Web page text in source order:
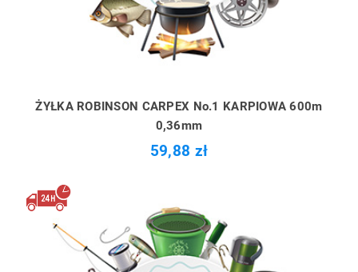
ŻYŁKA ROBINSON CARPEX No.1 KARPIOWA 600m
0,36mm
59,88 zł